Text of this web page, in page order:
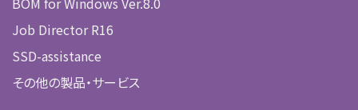
Job Director R16
SSD-assistance
その他の製品・サービス